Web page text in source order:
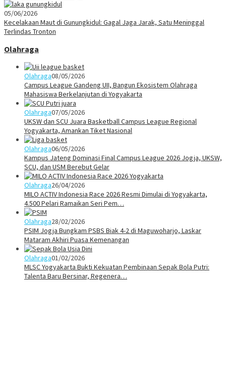
05/06/2026
Kecelakaan Maut di Gunungkidul: Gagal Jaga Jarak, Satu Meninggal
Terlindas Tronton
Olahraga
Olahraga08/05/2026
Campus League Gandeng UII, Bangun Ekosistem Olahraga
Mahasiswa Berkelanjutan di Yogyakarta
Olahraga07/05/2026
UKSW dan SCU Juara Basketball Campus League Regional
Yogyakarta, Amankan Tiket Nasional
Olahraga06/05/2026
Kampus Jateng Dominasi Final Campus League 2026 Jogja, UKSW,
SCU, dan USM Berebut Gelar
Olahraga26/04/2026
MILO ACTIV Indonesia Race 2026 Resmi Dimulai di Yogyakarta,
4.500 Pelari Ramaikan Seri Pem…
Olahraga28/02/2026
PSIM Jogja Bungkam PSBS Biak 4-2 di Maguwoharjo, Laskar
Mataram Akhiri Puasa Kemenangan
Olahraga01/02/2026
MLSC Yogyakarta Bukti Kekuatan Pembinaan Sepak Bola Putri:
Talenta Baru Bersinar, Regenera…